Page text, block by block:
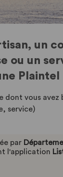
un
ou un
Plaintel
dont vous avez
service)
par
l'application